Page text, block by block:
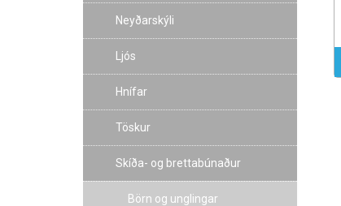
Neyðarskýli
Ljós
Hnífar
Töskur
Skíða- og brettabúnaður
Börn og unglingar